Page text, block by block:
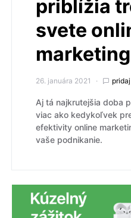
priblížia
svete
26. januára 2021
Aj tá najkrutejšia doba
viac ako kedykoľvek
efektivity online
vaše podnikanie.